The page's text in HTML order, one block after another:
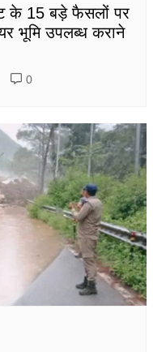
के 15 बड़े फैसलों पर
भूमि उपलब्ध कराने
0